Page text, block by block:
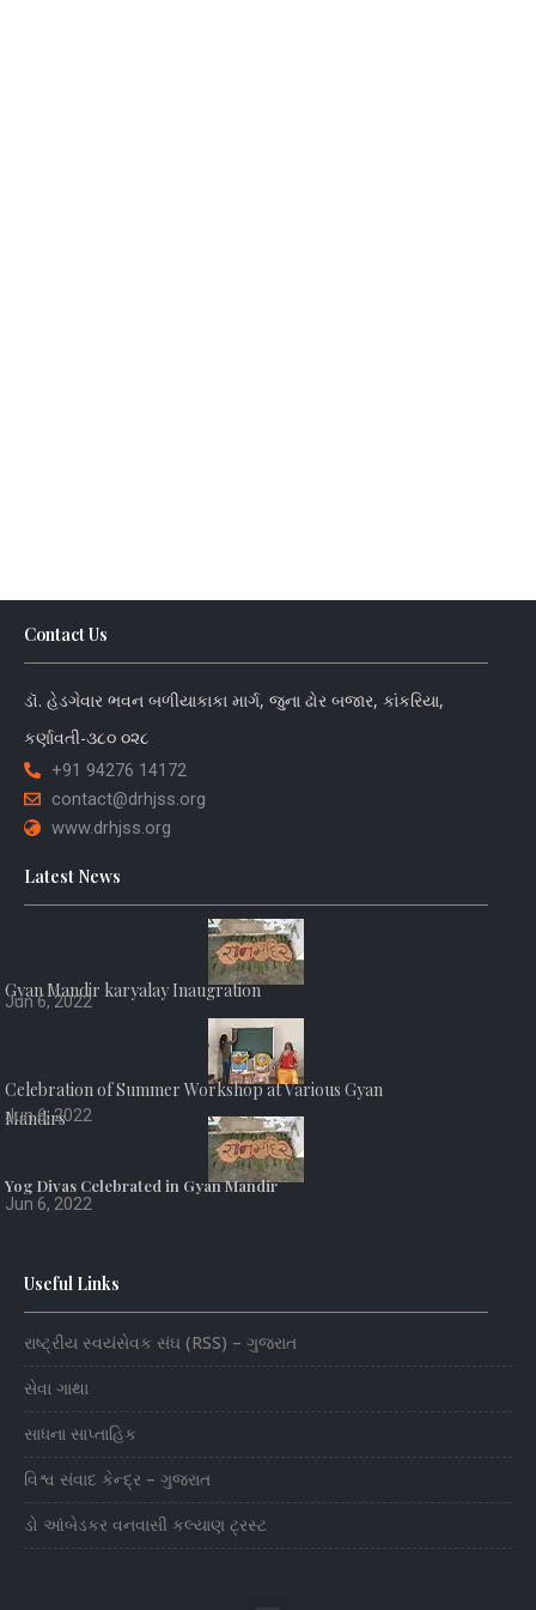
Contact Us
ડૉ. હેડગેવાર ભવન બળીયાકાકા માર્ગ, જુના ઢોર બજાર, કાંકરિયા,
કર્ણાવતી-૩૮૦ ૦૨૮
+91 94276 14172
contact@drhjss.org
www.drhjss.org
Latest News
Gyan Mandir karyalay Inaugration
Jun 6, 2022
Celebration of Summer Workshop at Various Gyan
Mandirs
Jun 6, 2022
Yog Divas Celebrated in Gyan Mandir
Jun 6, 2022
Useful Links
રાષ્ટ્રીય સ્વયંસેવક સંઘ (RSS) – ગુજરાત
સેવા ગાથા
સાધના સાપ્તાહિક
વિશ્વ સંવાદ કેન્દ્ર – ગુજરાત
ડો આંબેડકર વનવાસી કલ્યાણ ટ્રસ્ટ